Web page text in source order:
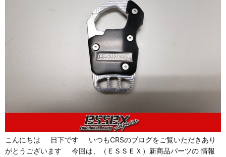
こんにちは 日下です いつもCRSのブログをご覧いただきあり
がとうございます 今回は、（ＥＳＳＥＸ）新商品パーツの 情報